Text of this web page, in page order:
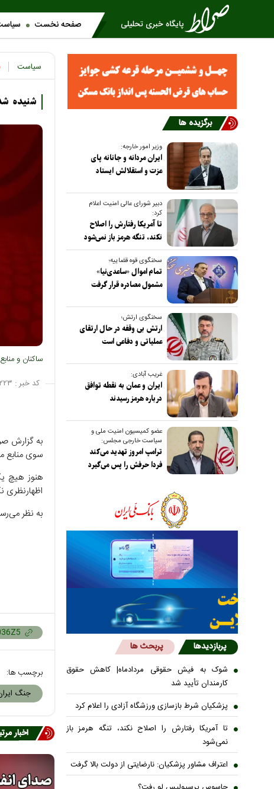
صفحه نخست
سیاست
شنیده
ساکنان و
کد خبر :
به گزارش
سوی منابع
هنوز هیچ
اظهارنظری
به نظر
برچسب ها:
جنگ
اخبار
برگزیده ها
وزیر امور خارجه:
ایران مردانه و جانانه پای
عزت و استقلالش ایستاد
دبیر شورای عالی امنیت اعلام
کرد:
تا آمریکا رفتارش را اصلاح
نکند، تنگه هرمز باز نمی‌شود
سخنگوی قوه قضاییه؛
تمام اموال «ساعدی‌نیا»
مشمول مصادره قرار گرفت
سخنگوی ارتش؛
ارتش بی وقفه در حال ارتقای
عملیاتی و دفاعی است
غریب آبادی:
ایران و عمان به نقطه توافق
درباره هرمز رسیدند
عضو کمیسیون امنیت ملی و
سیاست خارجی مجلس:
ترامپ امروز تهدید می‌کند
فردا حرفش را پس می‌گیرد
پربازدیدها پربحث ها
شوک به فیش حقوقی مردادماه| کاهش حقوق
کارمندان تأیید شد
پزشکیان شرط بازسازی ورزشگاه آزادی را اعلام کرد
تا آمریکا رفتارش را اصلاح نکند، تنگه هرمز باز
نمی‌شود
اعتراف مشاور پزشکیان: نارضایتی از دولت بالا گرفت